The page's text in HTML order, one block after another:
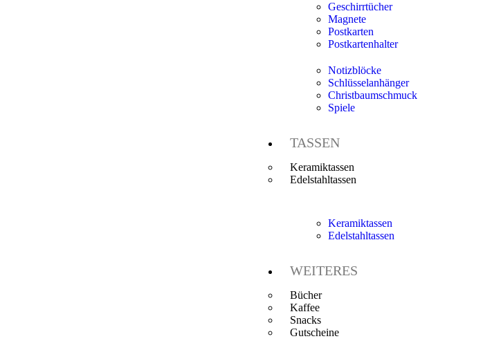
Geschirrtücher
Magnete
Postkarten
Postkartenhalter
Notizblöcke
Schlüsselanhänger
Christbaumschmuck
Spiele
TASSEN
Keramiktassen
Edelstahltassen
Keramiktassen
Edelstahltassen
WEITERES
Bücher
Kaffee
Snacks
Gutscheine